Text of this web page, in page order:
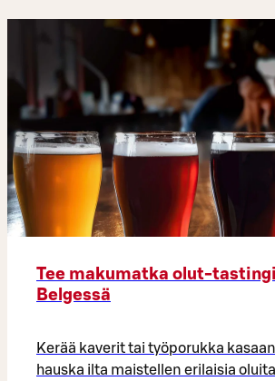
Tee makumatka olut-
Belgessä
Kerää kaverit tai työporukka
hauska ilta maistellen erilaisia